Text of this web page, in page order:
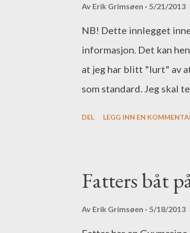
Av Erik Grimsøen 5/21/2013
NB! Dette innlegget
informasjon. Det kan
at jeg har blitt "lurt" av
som standard. Jeg skal
dro ut. Målet med turen
nettverk med
DEL LEGG INN EN
Fatters båt
Av Erik Grimsøen 5/18/2013